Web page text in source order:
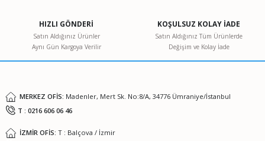
Ürün bilgilerinde hatalar bulunuyor.
Ürün fiyatı diğer sitelerden daha pahalı.
HIZLI GÖNDERİ
Satın Aldığınız Ürünler
Aynı Gün Kargoya Verilir
KOŞULSUZ KOLAY İADE
Satın Aldığınız Tüm Ürünlerde
Değişim ve Kolay İade
MERKEZ OFİS: Madenler, Mert Sk. No:8/A, 34776 Ümraniye/İstanbul
T : 0216 606 06 46
İZMİR OFİS: T : Balçova / İzmir